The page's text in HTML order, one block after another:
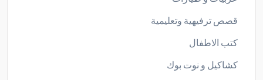
قصص ترفيهية وتعليمية
كتب الاطفال
كشاكيل و نوت بوك